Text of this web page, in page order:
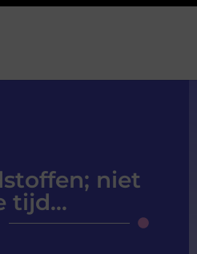
niet
tijd…